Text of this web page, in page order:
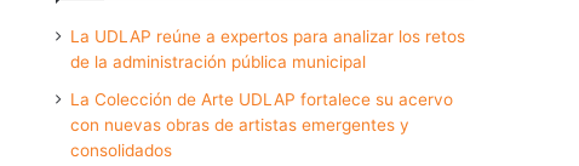
La UDLAP reúne a expertos para analizar los retos
de la administración pública municipal
La Colección de Arte UDLAP fortalece su acervo
con nuevas obras de artistas emergentes y
consolidados